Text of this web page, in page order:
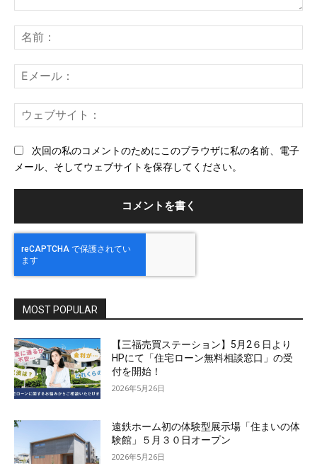
ン
ト：
前
メ
ー
ェ
次回の私のコメントのためにこのブラウザに私の名前、電子
メール、そしてウェブサイトを保存してください。
MOST POPULAR
【三福売買ステーション】5月2６日より
HPにて「住宅ローン無料相談窓口」の受
付を開始！
2026年5月26日
遠鉄ホーム初の体験型展示場「住まいの体
験館」５月３０日オープン
2026年5月26日